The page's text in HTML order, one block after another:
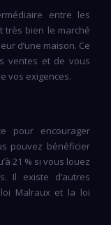
entre les
très bien le marché
d’une maison. Ce
ventes et de vous
vos exigences.
pour encourager
pouvez bénéficier
21 % si vous louez
Il existe d’autres
Malraux et la loi